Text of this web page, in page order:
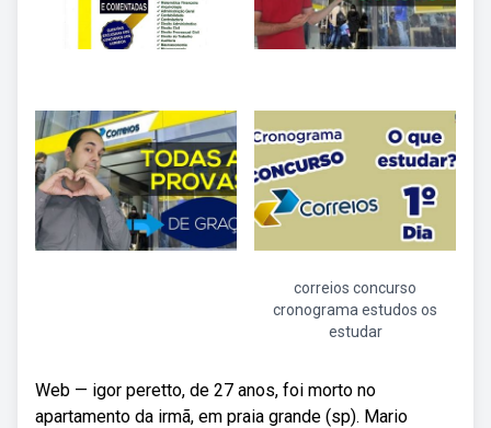
correios concurso
cronograma estudos os
estudar
Web — igor peretto, de 27 anos, foi morto no
apartamento da irmã, em praia grande (sp). Mario